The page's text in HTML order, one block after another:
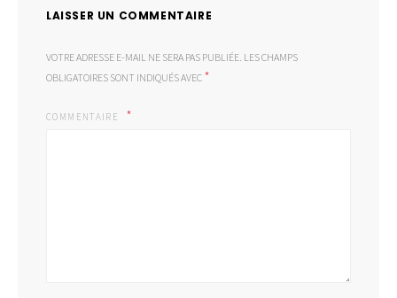
LAISSER UN COMMENTAIRE
VOTRE ADRESSE E-MAIL NE SERA PAS PUBLIÉE. LES CHAMPS
OBLIGATOIRES SONT INDIQUÉS AVEC *
COMMENTAIRE